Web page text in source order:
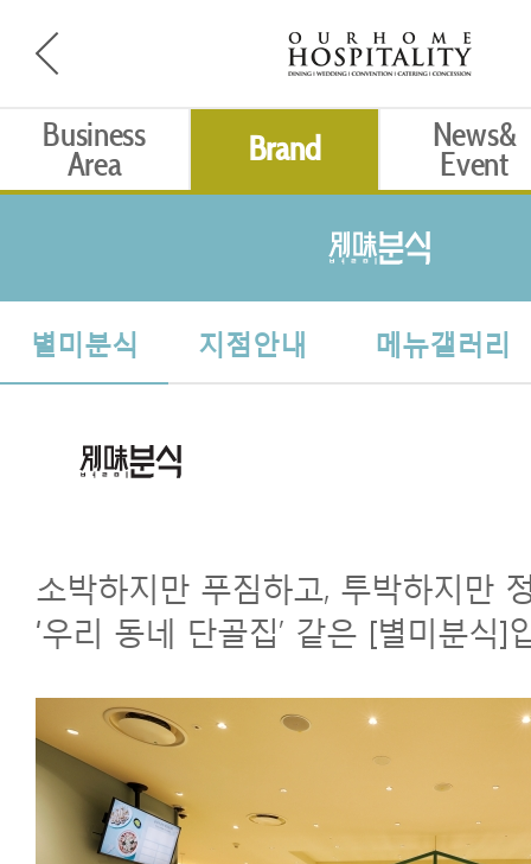
Business
Area Brand News&
Event
별미분식 지점안내 메뉴갤러리
소박하지만 푸짐하고, 투박하지만
‘우리 동네 단골집’ 같은 [별미분식]